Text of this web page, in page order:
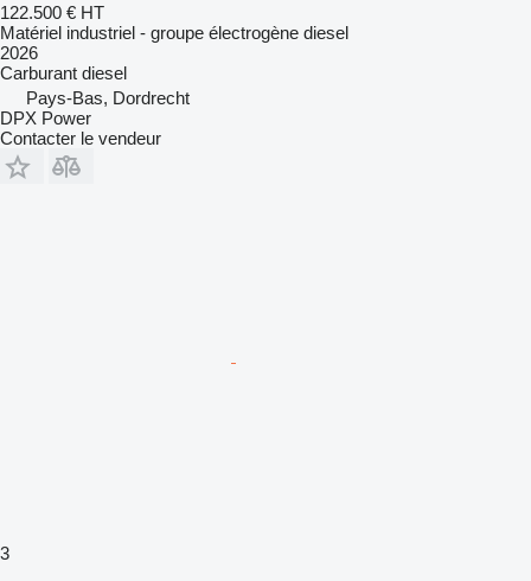
122.500 € HT
Matériel industriel - groupe électrogène diesel
2026
Carburant diesel
Pays-Bas, Dordrecht
DPX Power
Contacter le vendeur
3